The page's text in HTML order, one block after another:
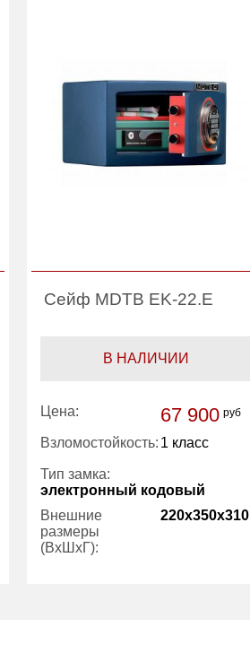
Сейф MDTB EK-22.E
В НАЛИЧИИ
Цена: 67 900 руб
Взломостойкость: 1 класс
Тип замка:
электронный кодовый
Внешние
размеры
(ВхШхГ):
220x350x310